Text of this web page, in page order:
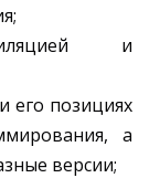
и
его позициях
а
версии;